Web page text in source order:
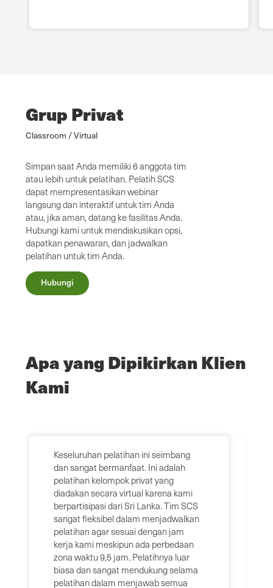
Grup Privat
Classroom / Virtual
Simpan saat Anda memiliki 6 anggota tim
atau lebih untuk pelatihan. Pelatih SCS
dapat mempresentasikan webinar
langsung dan interaktif untuk tim Anda
atau, jika aman, datang ke fasilitas Anda.
Hubungi kami untuk mendiskusikan opsi,
dapatkan penawaran, dan jadwalkan
pelatihan untuk tim Anda.
Hubungi
Apa yang Dipikirkan Klien
Kami
Keseluruhan pelatihan ini seimbang
dan sangat bermanfaat. Ini adalah
pelatihan kelompok privat yang
diadakan secara virtual karena kami
berpartisipasi dari Sri Lanka. Tim SCS
sangat fleksibel dalam menjadwalkan
pelatihan agar sesuai dengan jam
kerja kami meskipun ada perbedaan
zona waktu 9,5 jam. Pelatihnya luar
biasa dan sangat mendukung selama
pelatihan dalam menjawab semua